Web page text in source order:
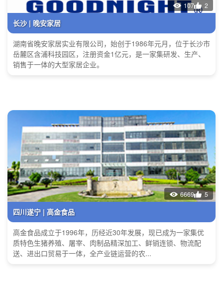
107 2
长沙 | 晚安家居
湖南省晚安家居实业有限公司，始创于1986年元月，位于长沙市
岳麓区含浦科技园区，注册资金1亿元，是一家集研发、生产、
销售于一体的大型家居企业。
6669 5
四川遂宁 | 高金食品
高金食品成立于1996年，历经近30年发展，现已成为一家集优
质特色生猪养殖、屠宰、肉制品精深加工、鲜销连锁、物流配
送、进出口贸易于一体，全产业链运营的农...